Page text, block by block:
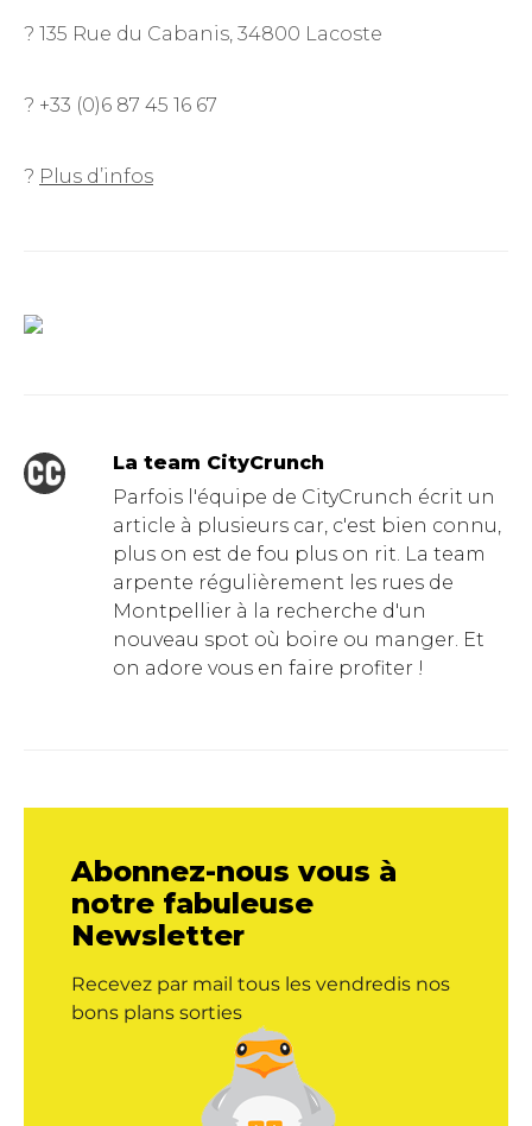
? 135 Rue du Cabanis, 34800 Lacoste
? +33 (0)6 87 45 16 67
? Plus d’infos
La team CityCrunch
Parfois l'équipe de CityCrunch écrit un
article à plusieurs car, c'est bien connu,
plus on est de fou plus on rit. La team
arpente régulièrement les rues de
Montpellier à la recherche d'un
nouveau spot où boire ou manger. Et
on adore vous en faire profiter !
Abonnez-nous vous à
notre fabuleuse
Newsletter
Recevez par mail tous les vendredis nos
bons plans sorties